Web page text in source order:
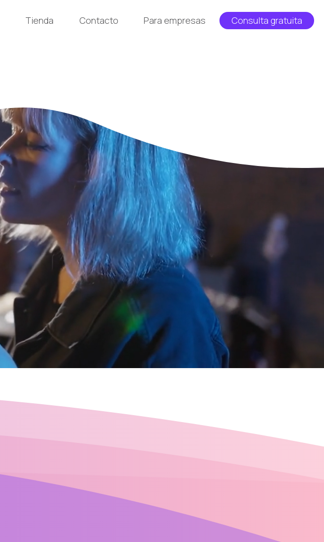
Tienda Contacto Para empresas Consulta gratuita